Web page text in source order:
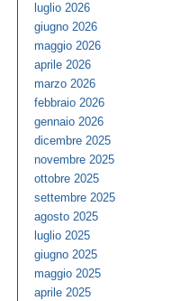
luglio 2026
giugno 2026
maggio 2026
aprile 2026
marzo 2026
febbraio 2026
gennaio 2026
dicembre 2025
novembre 2025
ottobre 2025
settembre 2025
agosto 2025
luglio 2025
giugno 2025
maggio 2025
aprile 2025